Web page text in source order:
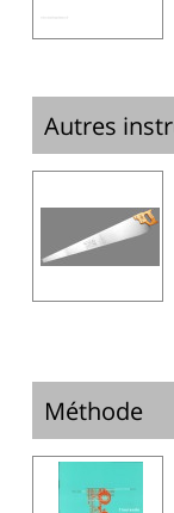
Autres
Méthode